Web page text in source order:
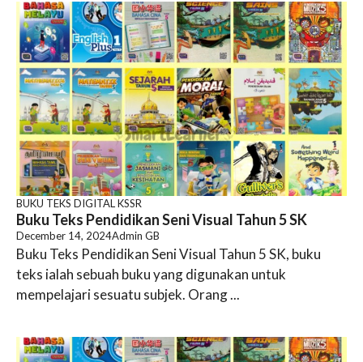
BUKU TEKS DIGITAL KSSR
Buku Teks Pendidikan Seni Visual Tahun 5 SK
December 14, 2024Admin GB
Buku Teks Pendidikan Seni Visual Tahun 5 SK, buku
teks ialah sebuah buku yang digunakan untuk
mempelajari sesuatu subjek. Orang ...